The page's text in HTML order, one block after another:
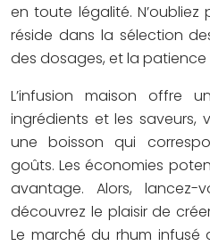
en toute légalité.
réside dans la sélection
des dosages, et la
L’infusion maison offre
ingrédients et les saveurs,
une boisson qui
goûts. Les économies
avantage. Alors, lancez-
découvrez le plaisir de
Le marché du rhum infusé